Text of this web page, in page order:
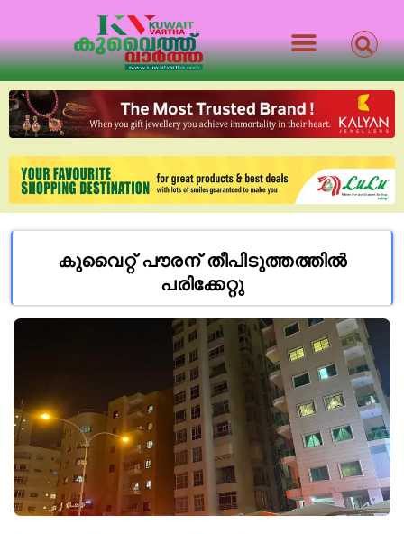
കുവൈറ്റ് പൗരന് തീപിടുത്തത്തിൽ
പരിക്കേറ്റു